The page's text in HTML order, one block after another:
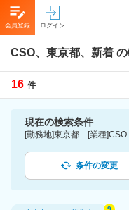
会員登録 ログイン
CSO、東京都、新着
16 件
現在の検索条件
条件の変更